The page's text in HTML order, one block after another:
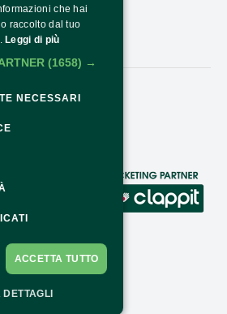
all'acquisto
e
organizzatore
che hai
raccolto dal tuo
Leggi di più
(1658) →
NECESSARI
ACCETTA TUTTO
DETTAGLI